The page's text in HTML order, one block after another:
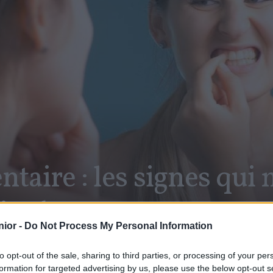
- Do Not Process My Personal Information
opt-out of the sale, sharing to third parties, or processing of your
for targeted advertising by us, please use the below opt-out
: les signes
!